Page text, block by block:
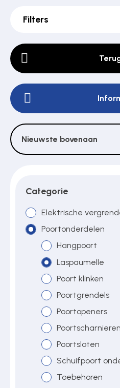
Pulsgevers
Sloten
Toegangscontrole
Toegangsverlening
Voedingen
Over ons
Contact
Filters
Nieuwste bovenaan
Categorie
Elektrische
Poortonderdelen
Hangpoort
Laspaumelle
Poort klinken
Poortgrendels
Poortopeners
Poortscharnieren
Poortsloten
Schuifpoort
Toebehoren